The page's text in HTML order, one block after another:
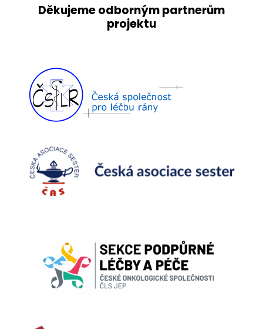
Děkujeme odborným partnerům
projektu